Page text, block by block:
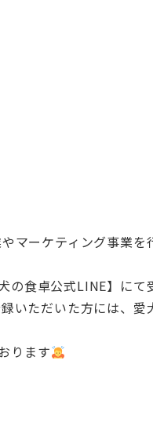
マーケティング事業
食卓公式LINE】にて
いただいた方には、
ります